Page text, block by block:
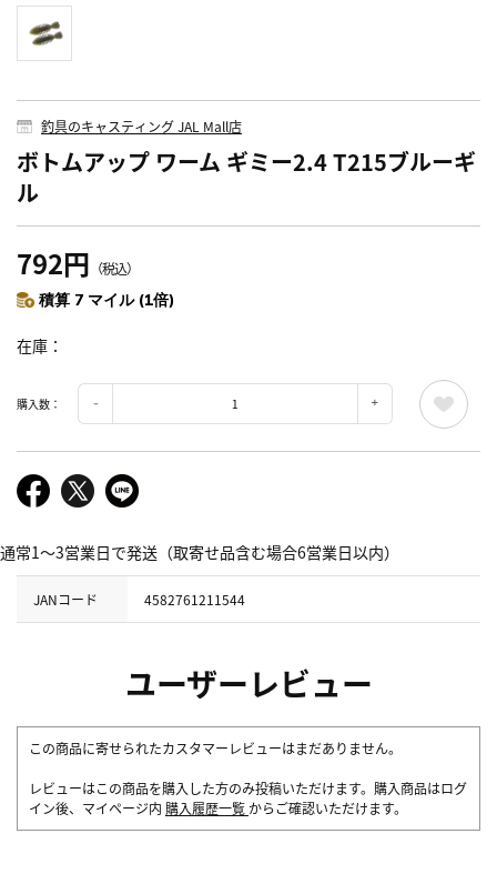
釣具のキャスティング JAL Mall店
ボトムアップ ワーム ギミー2.4 T215ブルーギ
ル
792円 （税込）
積算 7 マイル (1倍)
在庫
購入数：
通常1～3営業日で発送（取寄せ品含む場合6営業日以内）
JANコード 4582761211544
ユーザーレビュー
この商品に寄せられたカスタマーレビューはまだありません。
レビューはこの商品を購入した方のみ投稿いただけます。購入商品はログ
イン後、マイページ内 購入履歴一覧 からご確認いただけます。